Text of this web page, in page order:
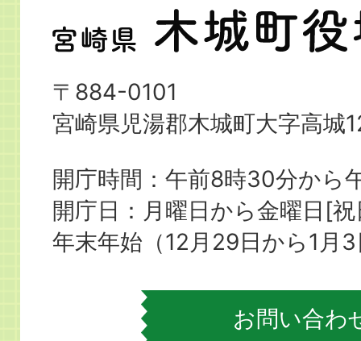
宮
崎
県
木
町
役
場
〒884-0101
宮崎県児湯郡木城町大字高城
開庁時間：午前8時30分から
開庁日：月曜日から金曜日[
年末年始（12月29日から1月
お問い合わ